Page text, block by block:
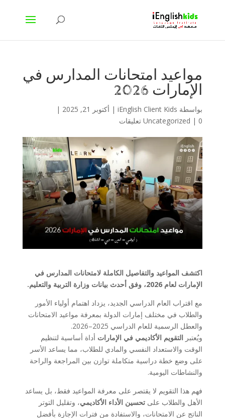
مواعيد امتحانات المدارس في
الإمارات 2026
بواسطة iEnglish Client Kids
| أكتوبر 21, 2025
|
Uncategorized | 0 تعليقات
اكتشف المواعيد والتفاصيل الكاملة لامتحانات المدارس في
الإمارات لعام 2026، وفق أحدث بيانات وزارة التربية والتعليم.
مع اقتراب العام الدراسي الجديد، يزداد اهتمام أولياء الأمور
والطلاب في مختلف إمارات الدولة بمعرفة مواعيد الامتحانات
والعطل الرسمية للعام الدراسي 2025–2026.
ويُعتبر التقويم الأكاديمي في الإمارات أداة أساسية لتنظيم
الوقت والاستعداد النفسي والمادي للطلاب، مما يساعد الأسر
على وضع خطة دراسية متكاملة توازن بين المراجعة والراحة
والنشاطات اليومية.
فهم هذا التقويم لا يقتصر على معرفة المواعيد فقط، بل يساعد
الأهل والطلاب على تحسين الأداء الأكاديمي، وتقليل التوتر
الناتج عن الامتحانات، والاستفادة من فترات الإجازة بأفضل